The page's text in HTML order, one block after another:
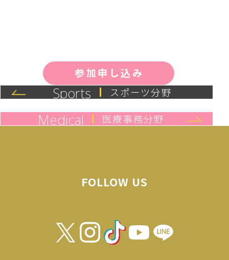
参加申し込み
Sports スポーツ分野
Medical 医療事務分野
FOLLOW US